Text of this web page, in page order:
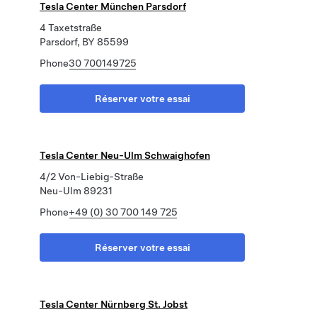
Tesla Center München Parsdorf
4 Taxetstraße
Parsdorf, BY 85599
Phone30 700149725
Réserver votre essai
Tesla Center Neu-Ulm Schwaighofen
4/2 Von-Liebig-Straße
Neu-Ulm 89231
Phone+49 (0) 30 700 149 725
Réserver votre essai
Tesla Center Nürnberg St. Jobst